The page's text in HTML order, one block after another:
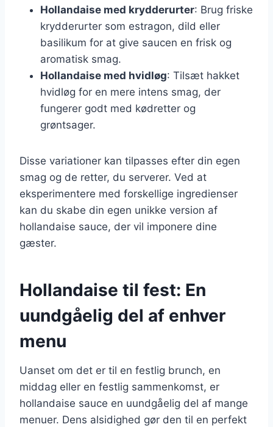
Hollandaise med krydderurter: Brug friske
krydderurter som estragon, dild eller
basilikum for at give saucen en frisk og
aromatisk smag.
Hollandaise med hvidløg: Tilsæt hakket
hvidløg for en mere intens smag, der
fungerer godt med kødretter og
grøntsager.
Disse variationer kan tilpasses efter din egen
smag og de retter, du serverer. Ved at
eksperimentere med forskellige ingredienser
kan du skabe din egen unikke version af
hollandaise sauce, der vil imponere dine
gæster.
Hollandaise til fest: En
uundgåelig del af enhver
menu
Uanset om det er til en festlig brunch, en
middag eller en festlig sammenkomst, er
hollandaise sauce en uundgåelig del af mange
menuer. Dens alsidighed gør den til en perfekt